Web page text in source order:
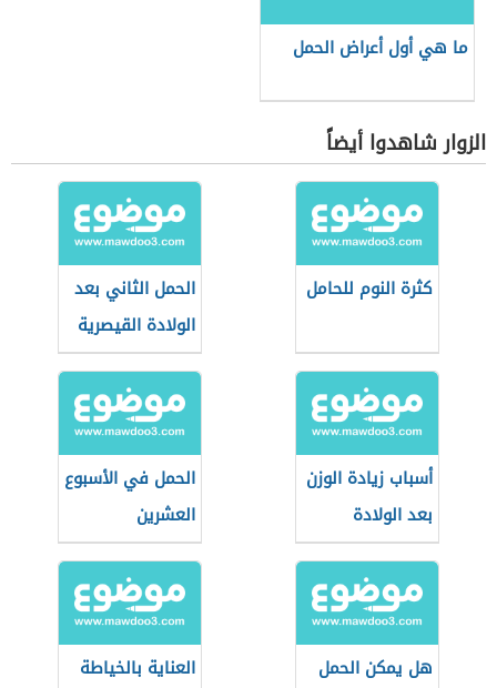
ما هي أول أعراض الحمل
الزوار شاهدوا أيضاً
كثرة النوم للحامل
الحمل الثاني بعد
الولادة القيصرية
أسباب زيادة الوزن
بعد الولادة
الحمل في الأسبوع
العشرين
هل يمكن الحمل
العناية بالخياطة